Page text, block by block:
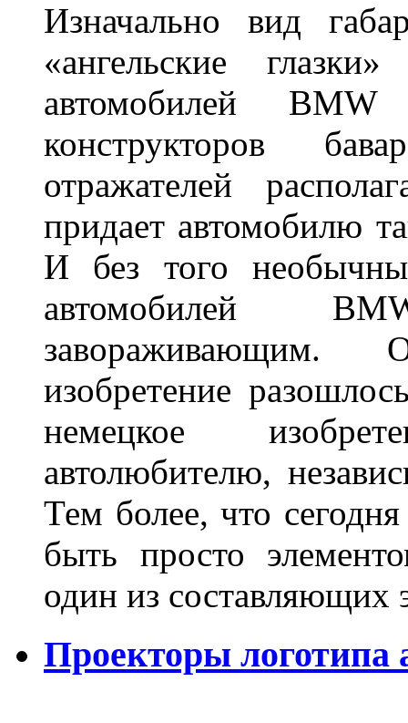
Изначально вид
«ангельские
автомобилей
конструкторов
отражателей
придает автомобилю
И без того
автомобилей
завораживающим.
изобретение
немецкое
автолюбителю,
Тем более, что сегодня
быть просто
один из
Проекторы логотипа